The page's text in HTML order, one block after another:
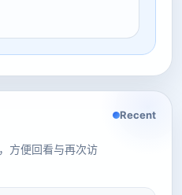
方便回看与再次访
Recent